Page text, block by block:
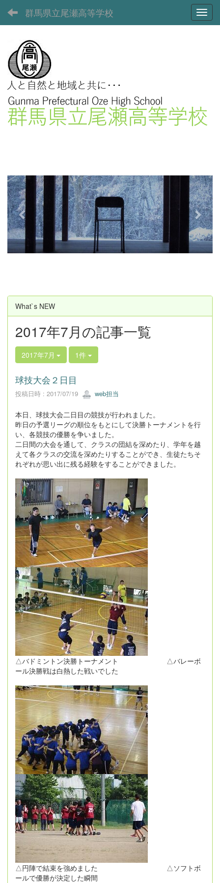
群馬県立尾瀬高等学校
e
v
i
o
u
s
x
t
What`s NEW
2017年7月の記事一覧
2017年7月 1件
球技大会２日目
投稿日時 : 2017/07/19 web担当
本日、球技大会二日目の競技が行われました。
昨日の予選リーグの順位をもとにして決勝トーナメントを行
い、各競技の優勝を争いました。
二日間の大会を通して、クラスの団結を深めたり、学年を越
えて各クラスの交流を深めたりすることができ、生徒たちそ
れぞれが思い出に残る経験をすることができました。
△バドミントン決勝トーナメント △バレーボ
ール決勝戦は白熱した戦いでした
△円陣で結束を強めました △ソフトボ
ールで優勝が決定した瞬間